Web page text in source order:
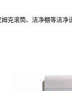
克滚筒、洁净棚等洁